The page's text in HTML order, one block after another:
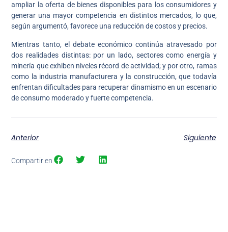
ampliar la oferta de bienes disponibles para los consumidores y
generar una mayor competencia en distintos mercados, lo que,
según argumentó, favorece una reducción de costos y precios.
Mientras tanto, el debate económico continúa atravesado por
dos realidades distintas: por un lado, sectores como energía y
minería que exhiben niveles récord de actividad; y por otro, ramas
como la industria manufacturera y la construcción, que todavía
enfrentan dificultades para recuperar dinamismo en un escenario
de consumo moderado y fuerte competencia.
Anterior Siguiente
Compartir en